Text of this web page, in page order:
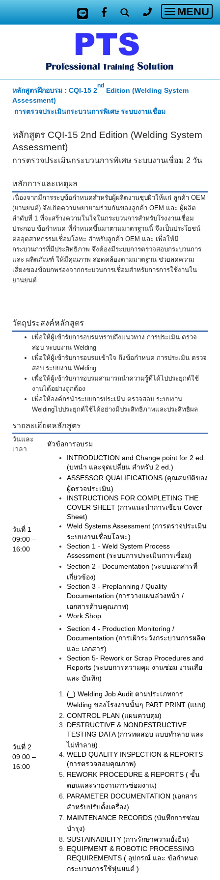
Toggle
MENU
หลักสูตรฝึกอบรม : CQI-15 2
nd
Edition (Welding System
Assessment)
การตรวจประเมินกระบวนการพิเศษ ระบบงานเชื่อม
หลักสูตร CQI-15 2nd Edition (Welding System
Assessment)
การตรวจประเมินกระบวนการพิเศษ ระบบงานเชื่อม 2 วัน
หลักการและเหตุผล
เนื่องจากมีการระบุข้อกำหนดสำหรับผู้ผลิตงานชุบผิวให้แก่ ลูกค้า OEM
(ยานยนต์) จึงเกิดความพยายามร่วมกันของลูกค้า OEM และ ผู้ผลิต
ลำดับที่ 1 ที่จะสร้างความในใจในกระบวนการสำหรับโรงงานเชื่อม
ประกอบ ข้อกำหนด ที่กำหนดขึ้นมาตามมาตรฐานนี้ จึงเป็นประโยชน์
ต่ออุตสาหกรรมเชื่อมโลหะ สำหรับลูกค้า OEM และ เพื่อให้มี
กระบวนการที่มีประสิทธิภาพ จึงต้องมีระบบการตรวจสอบกระบวนการ
และ ผลิตภัณฑ์ ให้มีคุณภาพ สอดคล้องตามมาตฐาน ช่วยลดความ
เสี่ยงของข้อบกพร่องจากกระบวนการเชื่อมสำหรับการการใช้งานใน
ยานยนต์
วัตถุประสงค์หลักสูตร
เพื่อให้ผู้เข้ารับการอบรมทราบถึงแนวทาง การประเมิน ตรวจ
สอบ ระบบงาน Welding
เพื่อให้ผู้เข้ารับการอบรมเข้าใจ ถึงข้อกำหนด การประเมิน ตรวจ
สอบ ระบบงาน Welding
เพื่อให้ผู้เข้ารับการอบรมสามารถนำความรู้ที่ได้ไปประยุกต์ใช้
งานได้อย่างถูกต้อง
เพื่อให้องค์กรนำระบบการประเมิน ตรวจสอบ ระบบงาน
Weldingไปประยุกต์ใช้ได้อย่างมีประสิทธิภาพและประสิทธิผล
รายละเอียดหลักสูตร
วันและ
เวลา
หัวข้อการอบรม
วันที่ 1
09:00 –
16:00
INTRODUCTION and Change point for 2 ed.
(บทนำ และจุดเปลี่ยน สำหรับ 2 ed.)
ASSESSOR QUALIFICATIONS (คุณสมบัติของ
ผู้ตรวจประเมิน)
INSTRUCTIONS FOR COMPLETING THE
COVER SHEET (การแนะนำการเขียน Cover
Sheet)
Weld Systems Assessment (การตรวจประเมิน
ระบบงานเชื่อมโลหะ)
Section 1 - Weld System Process
Assessment (ระบบการประเมินการเชื่อม)
Section 2 - Documentation (ระบบเอกสารที่
เกี่ยวข้อง)
Section 3 - Preplanning / Quality
Documentation (การวางแผนล่วงหน้า /
เอกสารด้านคุณภาพ)
Work Shop
วันที่ 2
09:00 –
16:00
Section 4 - Production Monitoring /
Documentation (การเฝ้าระวังกระบวนการผลิต
และ เอกสาร)
Section 5- Rework or Scrap Procedures and
Reports (ระบบการความคุม งานซ่อม งานเสีย
และ บันทึก)
(_) Welding Job Audit ตามประเภทการ
Welding ของโรงงานนั้นๆ PART PRINT (แบบ)
CONTROL PLAN (แผนควบคุม)
DESTRUCTIVE & NONDESTRUCTIVE
TESTING DATA (การทดสอบ แบบทำลาย และ
ไม่ทำลาย)
WELD QUALITY INSPECTION & REPORTS
(การตรวจสอบคุณภาพ)
REWORK PROCEDURE & REPORTS ( ขั้น
ตอนและรายงานการซ่อมงาน)
PARAMETER DOCUMENTATION (เอกสาร
สำหรับปรับตั้งเครื่อง)
MAINTENANCE RECORDS (บันทึกการซ่อม
บำรุง)
SUSTAINABILITY (การรักษาความยั่งยืน)
EQUIPMENT & ROBOTIC PROCESSING
REQUIREMENTS ( อุปกรณ์ และ ข้อกำหนด
กระบวนการใช้หุ่นยนต์ )